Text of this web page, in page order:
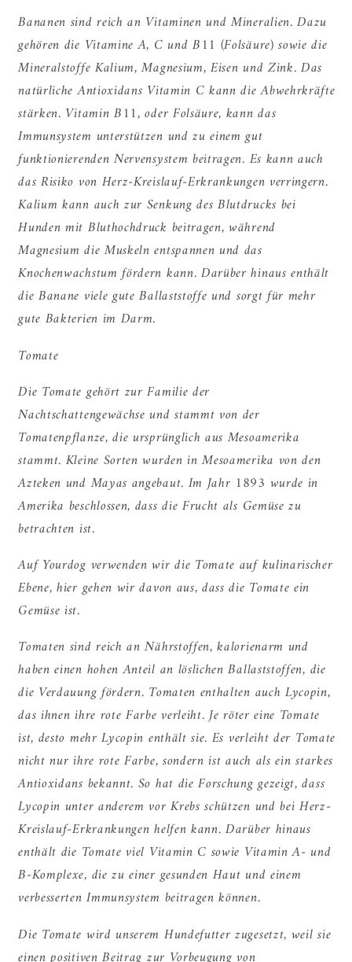
Bananen sind reich an Vitaminen und Mineralien. Dazu
gehören die Vitamine A, C und B11 (Folsäure) sowie die
Mineralstoffe Kalium, Magnesium, Eisen und Zink. Das
natürliche Antioxidans Vitamin C kann die Abwehrkräfte
stärken. Vitamin B11, oder Folsäure, kann das
Immunsystem unterstützen und zu einem gut
funktionierenden Nervensystem beitragen. Es kann auch
das Risiko von Herz-Kreislauf-Erkrankungen verringern.
Kalium kann auch zur Senkung des Blutdrucks bei
Hunden mit Bluthochdruck beitragen, während
Magnesium die Muskeln entspannen und das
Knochenwachstum fördern kann. Darüber hinaus enthält
die Banane viele gute Ballaststoffe und sorgt für mehr
gute Bakterien im Darm.
Tomate
Die Tomate gehört zur Familie der
Nachtschattengewächse und stammt von der
Tomatenpflanze, die ursprünglich aus Mesoamerika
stammt. Kleine Sorten wurden in Mesoamerika von den
Azteken und Mayas angebaut. Im Jahr 1893 wurde in
Amerika beschlossen, dass die Frucht als Gemüse zu
betrachten ist.
Auf Yourdog verwenden wir die Tomate auf kulinarischer
Ebene, hier gehen wir davon aus, dass die Tomate ein
Gemüse ist.
Tomaten sind reich an Nährstoffen, kalorienarm und
haben einen hohen Anteil an löslichen Ballaststoffen, die
die Verdauung fördern. Tomaten enthalten auch Lycopin,
das ihnen ihre rote Farbe verleiht. Je röter eine Tomate
ist, desto mehr Lycopin enthält sie. Es verleiht der Tomate
nicht nur ihre rote Farbe, sondern ist auch als ein starkes
Antioxidans bekannt. So hat die Forschung gezeigt, dass
Lycopin unter anderem vor Krebs schützen und bei Herz-
Kreislauf-Erkrankungen helfen kann. Darüber hinaus
enthält die Tomate viel Vitamin C sowie Vitamin A- und
B-Komplexe, die zu einer gesunden Haut und einem
verbesserten Immunsystem beitragen können.
Die Tomate wird unserem Hundefutter zugesetzt, weil sie